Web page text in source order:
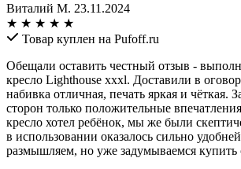
Виталий М. 23.11.2024
★ ★ ★ ★ ★
Товар куплен на Pufoff.ru
Обещали оставить честный отзыв -
кресло Lighthouse xxxl. Доставили в
набивка отличная, печать яркая и чёткая.
сторон только положительные
кресло хотел ребёнок, мы же были
в использовании оказалось сильно
размышляем, но уже задумываемся купить